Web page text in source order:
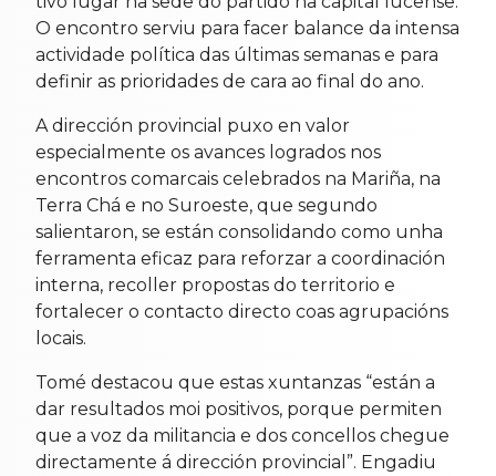
O encontro serviu para facer balance da intensa
actividade política das últimas semanas e para
definir as prioridades de cara ao final do ano.
A dirección provincial puxo en valor
especialmente os avances logrados nos
encontros comarcais celebrados na Mariña, na
Terra Chá e no Suroeste, que segundo
salientaron, se están consolidando como unha
ferramenta eficaz para reforzar a coordinación
interna, recoller propostas do territorio e
fortalecer o contacto directo coas agrupacións
locais.
Tomé destacou que estas xuntanzas “están a
dar resultados moi positivos, porque permiten
que a voz da militancia e dos concellos chegue
directamente á dirección provincial”. Engadiu